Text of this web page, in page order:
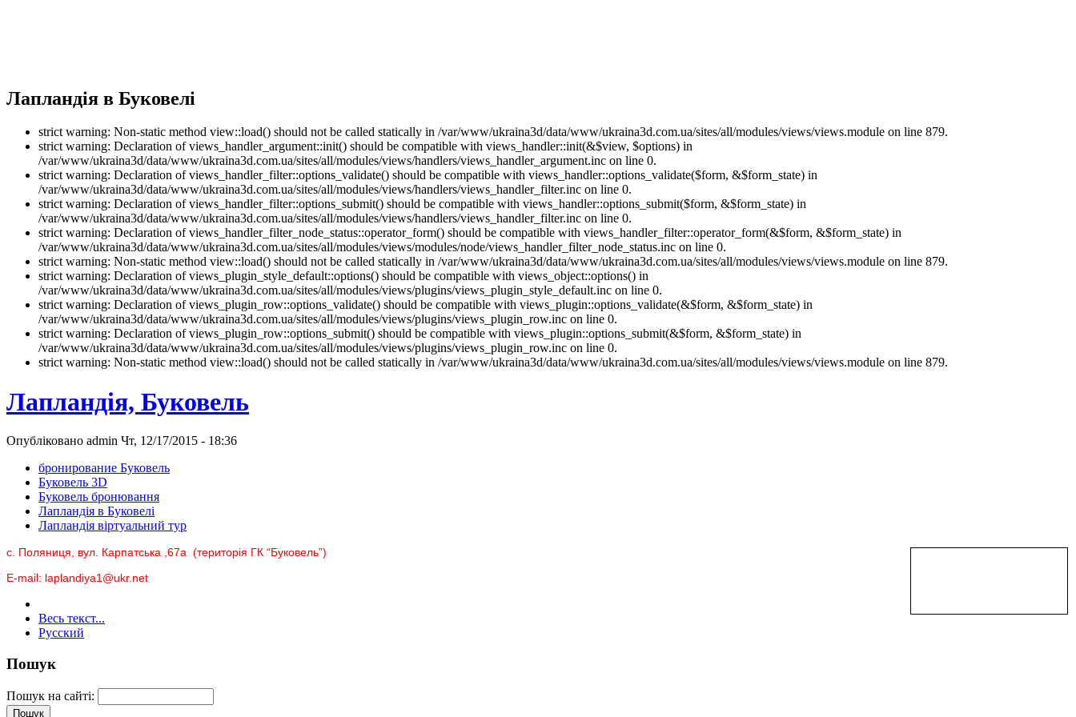
Лапландія в Буковелі
strict warning: Non-static method view::load() should not be called statically in /var/www/ukraina3d/data/www/ukraina3d.com.ua/sites/all/modules/views/views.module on line 879.
strict warning: Declaration of views_handler_argument::init() should be compatible with views_handler::init(&$view, $options) in
/var/www/ukraina3d/data/www/ukraina3d.com.ua/sites/all/modules/views/handlers/views_handler_argument.inc on line 0.
strict warning: Declaration of views_handler_filter::options_validate() should be compatible with views_handler::options_validate($form, &$form_state) in
/var/www/ukraina3d/data/www/ukraina3d.com.ua/sites/all/modules/views/handlers/views_handler_filter.inc on line 0.
strict warning: Declaration of views_handler_filter::options_submit() should be compatible with views_handler::options_submit($form, &$form_state) in
/var/www/ukraina3d/data/www/ukraina3d.com.ua/sites/all/modules/views/handlers/views_handler_filter.inc on line 0.
strict warning: Declaration of views_handler_filter_node_status::operator_form() should be compatible with views_handler_filter::operator_form(&$form, &$form_state) in
/var/www/ukraina3d/data/www/ukraina3d.com.ua/sites/all/modules/views/modules/node/views_handler_filter_node_status.inc on line 0.
strict warning: Non-static method view::load() should not be called statically in /var/www/ukraina3d/data/www/ukraina3d.com.ua/sites/all/modules/views/views.module on line 879.
strict warning: Declaration of views_plugin_style_default::options() should be compatible with views_object::options() in
/var/www/ukraina3d/data/www/ukraina3d.com.ua/sites/all/modules/views/plugins/views_plugin_style_default.inc on line 0.
strict warning: Declaration of views_plugin_row::options_validate() should be compatible with views_plugin::options_validate(&$form, &$form_state) in
/var/www/ukraina3d/data/www/ukraina3d.com.ua/sites/all/modules/views/plugins/views_plugin_row.inc on line 0.
strict warning: Declaration of views_plugin_row::options_submit() should be compatible with views_plugin::options_submit(&$form, &$form_state) in
/var/www/ukraina3d/data/www/ukraina3d.com.ua/sites/all/modules/views/plugins/views_plugin_row.inc on line 0.
strict warning: Non-static method view::load() should not be called statically in /var/www/ukraina3d/data/www/ukraina3d.com.ua/sites/all/modules/views/views.module on line 879.
Лапландія, Буковель
Опубліковано admin Чт, 12/17/2015 - 18:36
бронирование Буковель
Буковель 3D
Буковель бронювання
Лапландія в Буковелі
Лапландія віртуальний тур
с. Поляниця, вул. Карпатська ,67а (територія ГК “Буковель”)
E-mail: laplandiya1@ukr.net
Весь текст...
Русский
Пошук
Пошук на сайті: